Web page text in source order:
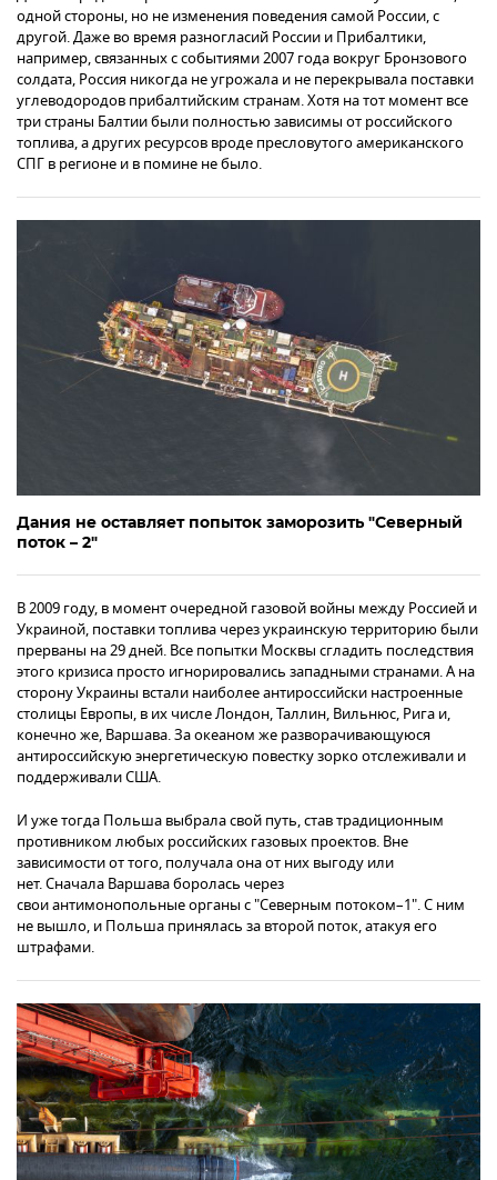
одной стороны, но не изменения поведения самой России, с
другой. Даже во время разногласий России и Прибалтики,
например, связанных с событиями 2007 года вокруг Бронзового
солдата, Россия никогда не угрожала и не перекрывала поставки
углеводородов прибалтийским странам. Хотя на тот момент все
три страны Балтии были полностью зависимы от российского
топлива, а других ресурсов вроде пресловутого американского
СПГ в регионе и в помине не было.
Дания не оставляет попыток заморозить "Северный
поток – 2"
В 2009 году, в момент очередной газовой войны между Россией и
Украиной, поставки топлива через украинскую территорию были
прерваны на 29 дней. Все попытки Москвы сгладить последствия
этого кризиса просто игнорировались западными странами. А на
сторону Украины встали наиболее антироссийски настроенные
столицы Европы, в их числе Лондон, Таллин, Вильнюс, Рига и,
конечно же, Варшава. За океаном же разворачивающуюся
антироссийскую энергетическую повестку зорко отслеживали и
поддерживали США.
И уже тогда Польша выбрала свой путь, став традиционным
противником любых российских газовых проектов. Вне
зависимости от того, получала она от них выгоду или
нет. Сначала Варшава боролась через
свои антимонопольные органы с "Северным потоком–1". С ним
не вышло, и Польша принялась за второй поток, атакуя его
штрафами.